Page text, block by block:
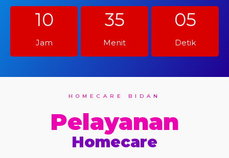
10
Jam
35
Menit
04
Detik
HOMECARE BIDAN
Pelayanan
Homecare